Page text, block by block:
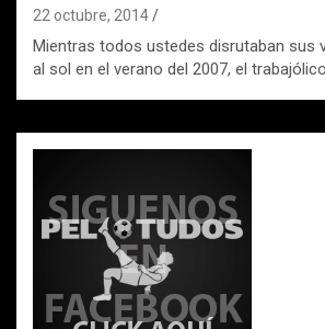
22 octubre, 2014
Mientras todos ustedes disrutaban sus
al sol en el verano del 2007, el